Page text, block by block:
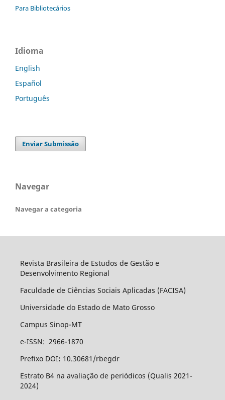
Para Bibliotecários
Idioma
English
Español
Português
Enviar Submissão
Navegar
Navegar a categoria
Revista Brasileira de Estudos de Gestão e
Desenvolvimento Regional
Faculdade de Ciências Sociais Aplicadas (FACISA)
Universidade do Estado de Mato Grosso
Campus Sinop-MT
e-ISSN: 2966-1870
Prefixo DOI: 10.30681/rbegdr
Estrato B4 na avaliação de periódicos (Qualis 2021-
2024)